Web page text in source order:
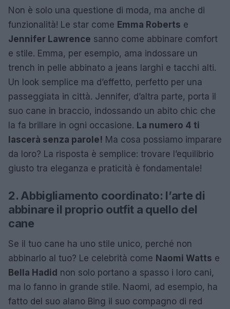
Non è solo una questione di moda, ma anche di
funzionalità! Le star come Emma Roberts e
Jennifer Lawrence sanno come abbinare comfort
e stile. Emma, per esempio, ama indossare un
trench in pelle abbinato a jeans larghi e tacchi alti.
Un look semplice ma d’effetto, perfetto per una
passeggiata in città. Jennifer, d’altra parte, porta il
suo cane in braccio, indossando un abito chic che
la fa brillare in ogni occasione. La numero 4 ti
lascerà senza parole! Ma cosa possiamo imparare
da loro? La risposta è semplice: trovare l’equilibrio
giusto tra eleganza e praticità è fondamentale!
2. Abbigliamento coordinato: l’arte di
abbinare il proprio outfit a quello del
cane
Se il tuo cane ha uno stile unico, perché non
abbinarlo al tuo? Le celebrità come Naomi Watts e
Bella Hadid non solo portano a spasso i loro cani,
ma lo fanno in grande stile. Naomi, ad esempio, ha
fatto del suo alano Bing il suo compagno di red